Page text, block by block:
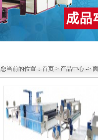
您当前的位置： 首页 > 产品中心 ->